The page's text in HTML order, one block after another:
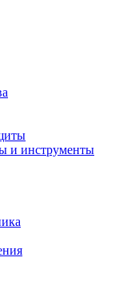
и инструменты